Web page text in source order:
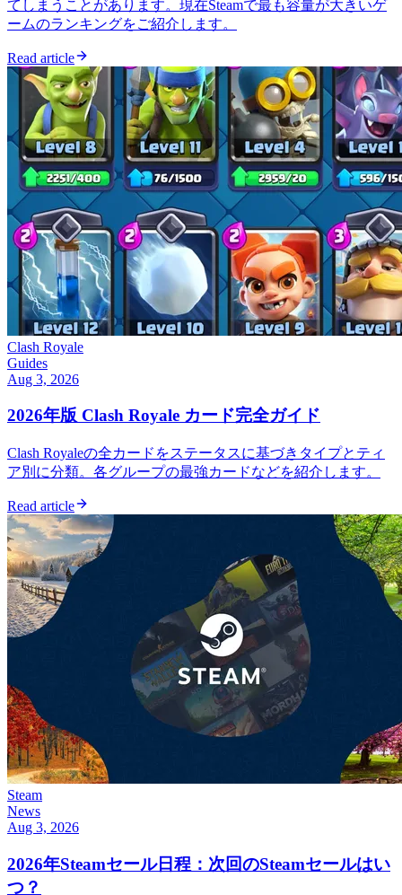
てしまうことがあります。現在Steamで最も容量が大きいゲ
ームのランキングをご紹介します。
Read article
Clash Royale
Guides
Aug 3, 2026
2026年版 Clash Royale カード完全ガイド
Clash Royaleの全カードをステータスに基づきタイプとティ
ア別に分類。各グループの最強カードなどを紹介します。
Read article
Steam
News
Aug 3, 2026
2026年Steamセール日程：次回のSteamセールはい
つ？